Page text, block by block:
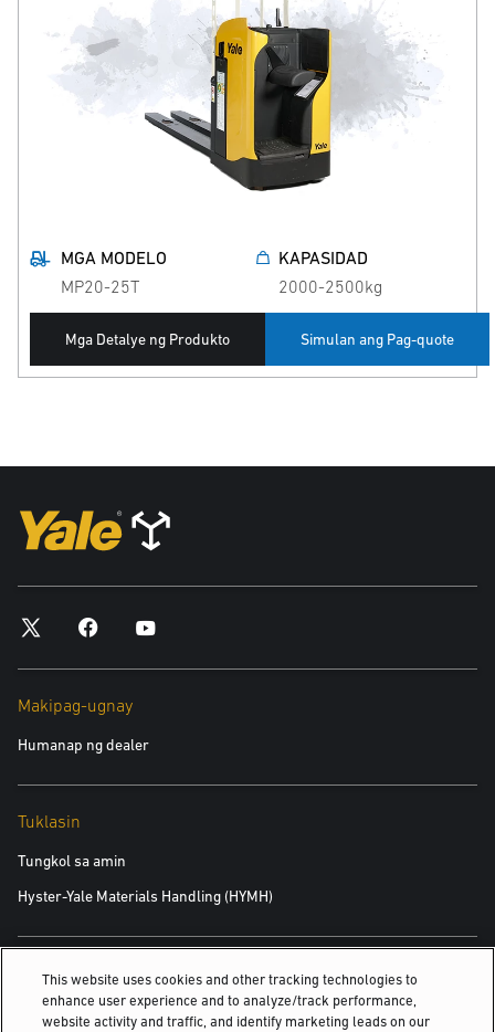
MGA MODELO
MP20-25T
KAPASIDAD
2000-2500kg
Mga Detalye ng Produkto Simulan ang Pag-quote
Makipag-ugnay
Humanap ng dealer
Tuklasin
Tungkol sa amin
Hyster-Yale Materials Handling (HYMH)
Mga Karera
Mga Karera
This website uses cookies and other tracking technologies to
enhance user experience and to analyze/track performance,
website activity and traffic, and identify marketing leads on our